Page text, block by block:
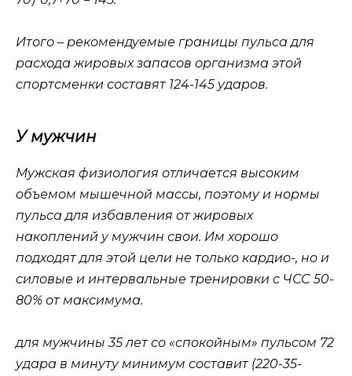
Итого – рекомендуемые границы пульса для
расхода жировых запасов организма этой
спортсменки составят 124-145 ударов.
У мужчин
Мужская физиология отличается высоким
объемом мышечной массы, поэтому и нормы
пульса для избавления от жировых
накоплений у мужчин свои. Им хорошо
подходят для этой цели не только кардио-, но и
силовые и интервальные тренировки с ЧСС 50-
80% от максимума.
для мужчины 35 лет со «спокойным» пульсом 72
удара в минуту минимум составит (220-35-